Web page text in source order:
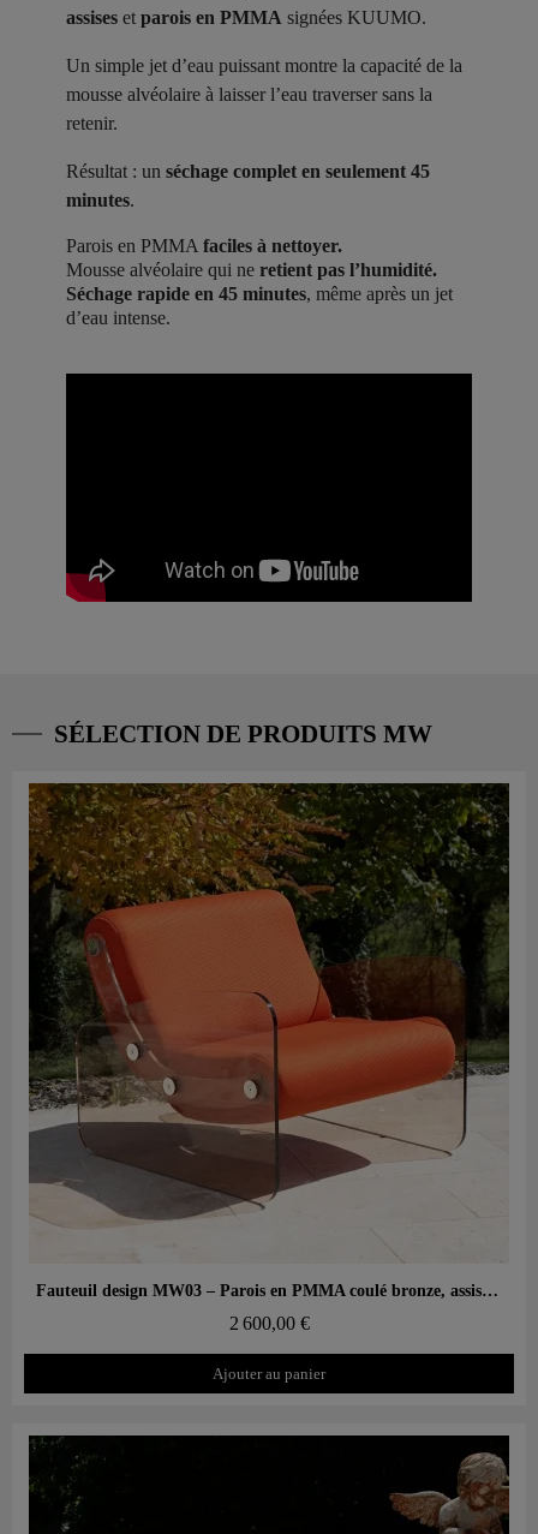
assises et parois en PMMA signées KUUMO.
Un simple jet d’eau puissant montre la capacité de la
mousse alvéolaire à laisser l’eau traverser sans la
retenir.
Résultat : un séchage complet en seulement 45
minutes.
Parois en PMMA faciles à nettoyer.
Mousse alvéolaire qui ne retient pas l’humidité.
Séchage rapide en 45 minutes, même après un jet
d’eau intense.
SÉLECTION DE PRODUITS MW
Aperçu rapide Fauteuil design MW03 – Parois en PMMA coulé bronze, assise en mousse alvéolaire
2 600,00 €
Ajouter au panier